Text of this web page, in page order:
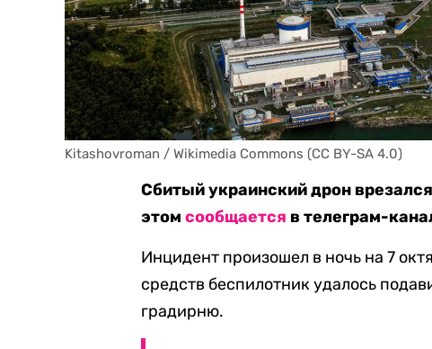
Kitashovroman / Wikimedia Commons (CC BY-SA 4.0)
Сбитый украинский дрон
этомсообщается в телеграм-
Инцидент произошел в ночь на 7
средств беспилотник удалось
градирню.